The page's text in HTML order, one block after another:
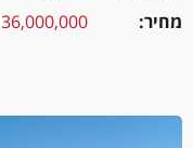
מחיר
36,000,000 ₪